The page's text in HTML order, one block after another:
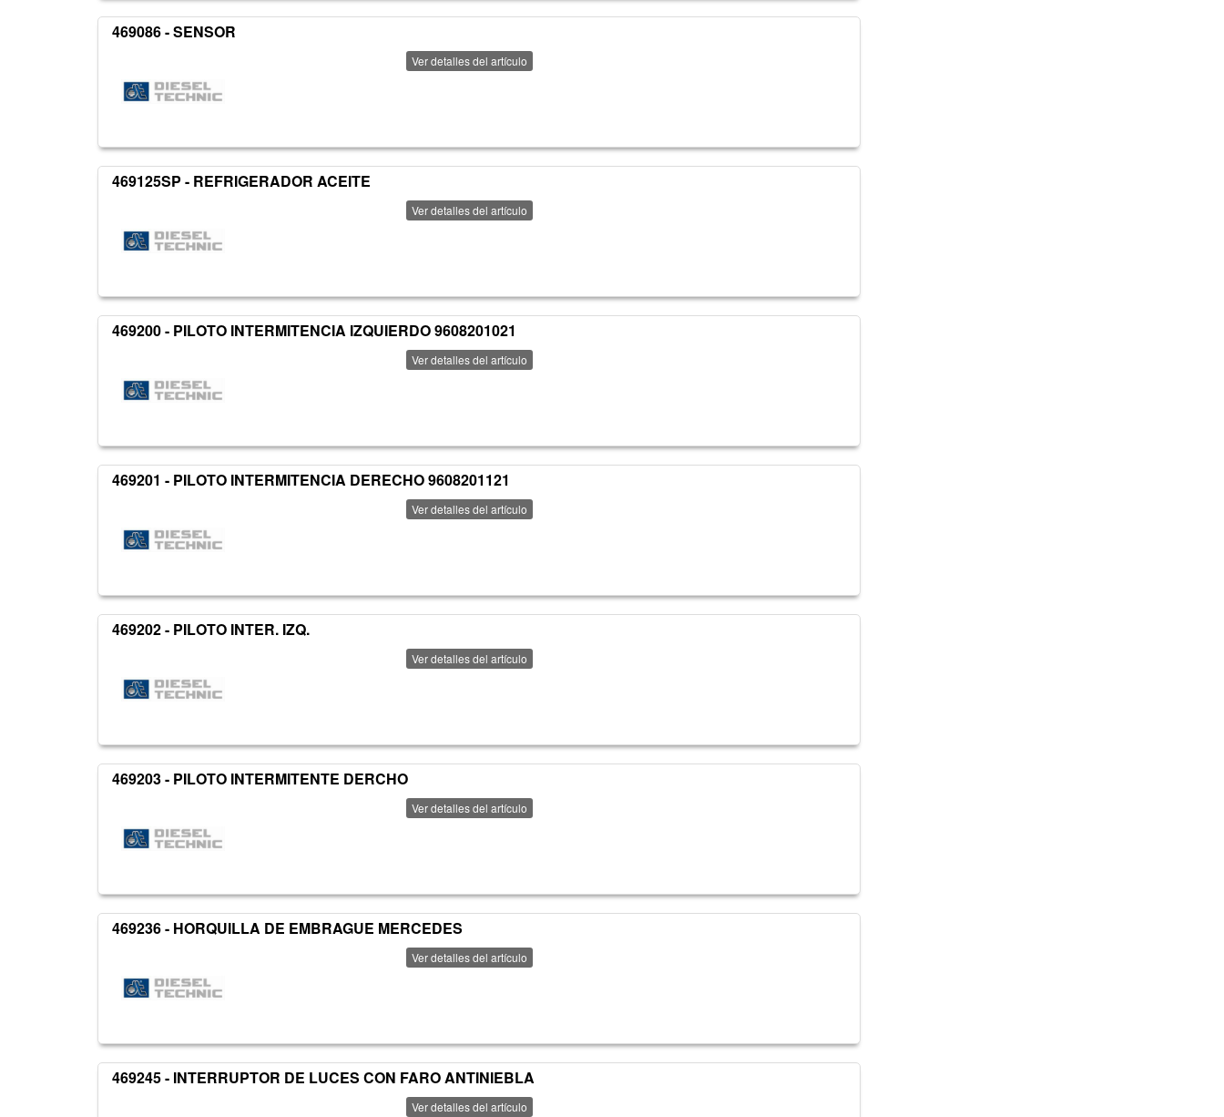
469086 - SENSOR
Ver detalles del artículo
469125SP - REFRIGERADOR ACEITE
Ver detalles del artículo
469200 - PILOTO INTERMITENCIA IZQUIERDO 9608201021
Ver detalles del artículo
469201 - PILOTO INTERMITENCIA DERECHO 9608201121
Ver detalles del artículo
469202 - PILOTO INTER. IZQ.
Ver detalles del artículo
469203 - PILOTO INTERMITENTE DERCHO
Ver detalles del artículo
469236 - HORQUILLA DE EMBRAGUE MERCEDES
Ver detalles del artículo
469245 - INTERRUPTOR DE LUCES CON FARO ANTINIEBLA
Ver detalles del artículo